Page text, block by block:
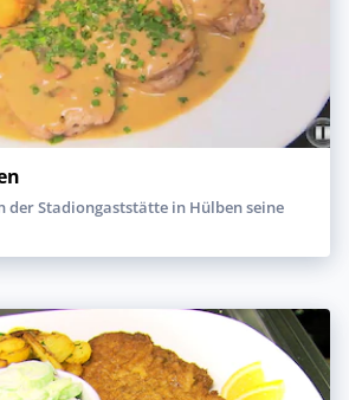
der Stadiongaststätte in Hülben seine